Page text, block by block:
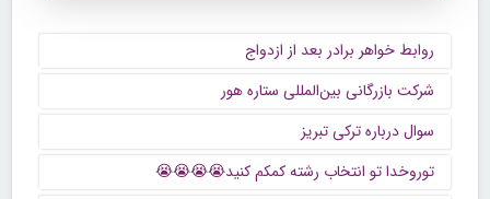
روابط خواهر برادر بعد از ازدواج
شرکت بازرگانی بین‌المللی ستاره هور
سوال درباره ترکی تبریز
توروخدا تو انتخاب رشته کمکم کنید😭😭😭😭